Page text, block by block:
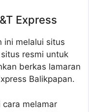
Express
ini melalui situs
resmi untuk
berkas lamaran
Balikpapan.
melamar